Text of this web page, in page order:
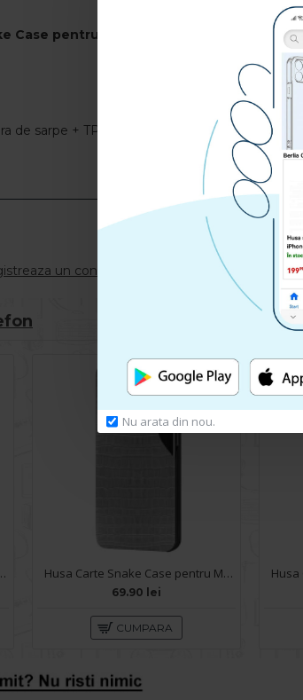
Nu arata din nou.
Case pentru
de sarpe + TPU
un cont nou pentru a putea lasa o
Edge 2021 - Verde Husa Carte Snake Case pentru Motorola Edge 2021 - Gri
69.90 lei
CUMPARA